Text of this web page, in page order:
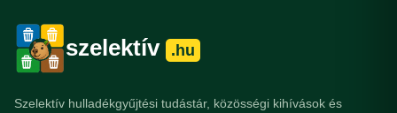
szelektív .hu
Szelektív hulladékgyűjtési tudástár, közösségi kihívások és